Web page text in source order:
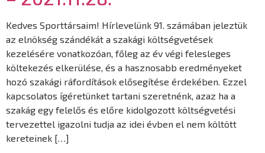
Kedves Sporttársaim! Hírlevelünk 91. számában jeleztük
az elnökség szándékát a szakági költségvetések
kezelésére vonatkozóan, főleg az év végi felesleges
költekezés elkerülése, és a hasznosabb eredményeket
hozó szakági ráfordítások elősegítése érdekében. Ezzel
kapcsolatos ígéretünket tartani szeretnénk, azaz ha a
szakág egy felelős és előre kidolgozott költségvetési
tervezettel igazolni tudja az idei évben el nem költött
kereteinek […]